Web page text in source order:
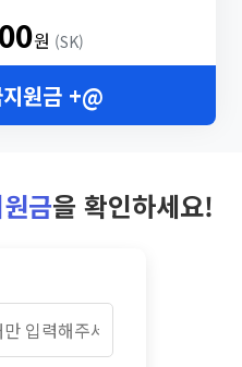
원 (SK)
원금 +@
금을 확인하세요!